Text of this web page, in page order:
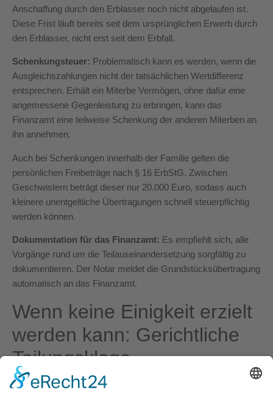
Anschaffung durch den Erblasser noch nicht abgelaufen ist.
Diese Frist läuft bereits seit dem ursprünglichen Erwerb durch
den Erblasser, nicht erst seit dem Erbfall.
Schenkungsteuer: Problematisch kann es werden, wenn die
Ausgleichszahlungen nicht der tatsächlichen Wertdifferenz
entsprechen. Erhält ein Miterbe Vermögen, ohne dafür eine
angemessene Gegenleistung zu erbringen, kann das
Finanzamt eine teilweise Schenkung der anderen Miterben an
ihn annehmen.
Auch bei Schenkungen innerhalb der Familie gelten die
persönlichen Freibeträge nach § 16 ErbStG. Zwischen
Geschwistern beträgt dieser nur 20.000 Euro, sodass auch
kleinere unentgeltliche Übertragungen schnell steuerpflichtig
werden können.
Dokumentation für das Finanzamt: Es empfiehlt sich, alle
Vorgänge rund um die Teilauseinandersetzung sorgfältig zu
dokumentieren. Der Notar meldet die Grundstücksübertragung
automatisch an das Finanzamt.
Wenn keine Einigkeit erzielt
werden kann: Gerichtliche
Teilungsklage
Grundsatz: Kein Anspruch auf Teilauseinandersetzung: